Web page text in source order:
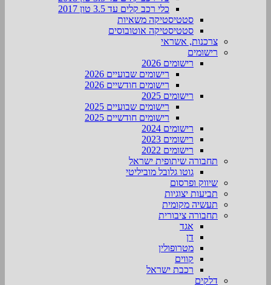
כלי רכב קלים עד 3.5 טון 2017
סטטיסטיקה משאיות
סטטיסטיקה אוטובוסים
צרכנות, אשראי
רישומים
רישומים 2026
רישומים שבועיים 2026
רישומים חודשיים 2026
רישומים 2025
רישומים שבועיים 2025
רישומים חודשיים 2025
רישומים 2024
רישומים 2023
רישומים 2022
תחבורה שיתופית ישראל
גוטו גלובל מוביליטי
שיווק ופרסום
תביעות יצוגיות
תעשיה מקומית
תחבורה ציבורית
אגד
דן
מטרופולין
קווים
רכבת ישראל
דלקים